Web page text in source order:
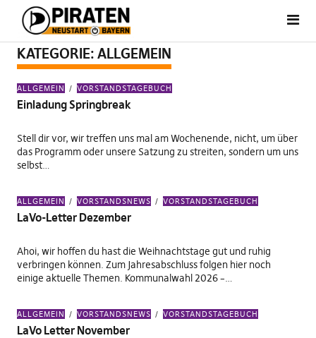
KATEGORIE: ALLGEMEIN
ALLGEMEIN VORSTANDSTAGEBUCH
Einladung Springbreak
Stell dir vor, wir treffen uns mal am Wochenende, nicht, um über
das Programm oder unsere Satzung zu streiten, sondern um uns
selbst…
ALLGEMEIN VORSTANDSNEWS VORSTANDSTAGEBUCH
LaVo-Letter Dezember
Ahoi, wir hoffen du hast die Weihnachtstage gut und ruhig
verbringen können. Zum Jahresabschluss folgen hier noch
einige aktuelle Themen. Kommunalwahl 2026 –…
ALLGEMEIN VORSTANDSNEWS VORSTANDSTAGEBUCH
LaVo Letter November